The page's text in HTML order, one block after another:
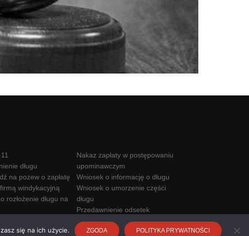
długu
na pozew o zapłatę
windykacyjną
rozłożenie długu na
Nakaz zapłaty w postępowaniu
upominawczym
Wniosek o informację o długu
Wniosek o umorzenie części
długu
Przedawnienie odsetek
Kwota wolna od komornika
się na ich użycie.
ZGODA POLITYKA PRYWATNOŚCI